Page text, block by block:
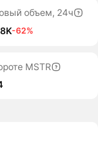
объем, 24ч
-62%
MSTR